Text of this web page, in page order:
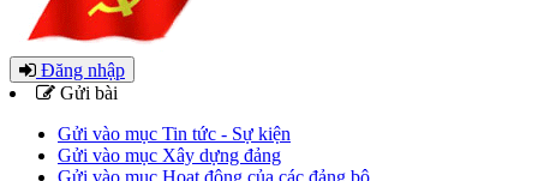
Đăng nhập
Gửi bài
Gửi vào mục Tin tức - Sự kiện
Gửi vào mục Xây dựng đảng
Gửi vào mục Hoạt động của các đảng bộ